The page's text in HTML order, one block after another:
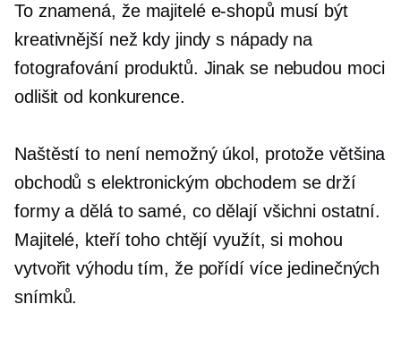
To znamená, že majitelé e-shopů musí být
kreativnější než kdy jindy s nápady na
fotografování produktů. Jinak se nebudou moci
odlišit od konkurence.
Naštěstí to není nemožný úkol, protože většina
obchodů s elektronickým obchodem se drží
formy a dělá to samé, co dělají všichni ostatní.
Majitelé, kteří toho chtějí využít, si mohou
vytvořit výhodu tím, že pořídí více jedinečných
snímků.